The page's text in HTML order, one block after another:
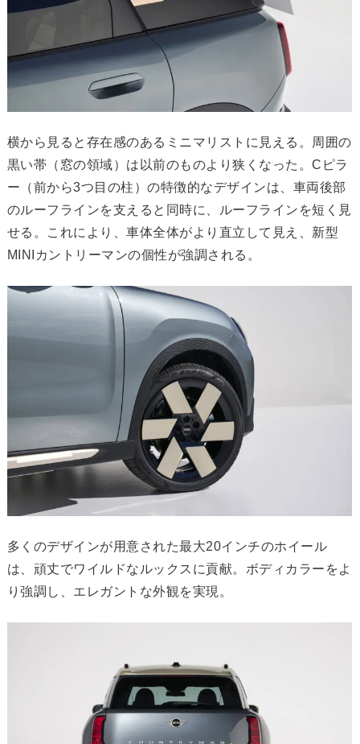
横から見ると存在感のあるミニマリストに見える。周囲の
黒い帯（窓の領域）は以前のものより狭くなった。Cピラ
ー（前から3つ目の柱）の特徴的なデザインは、車両後部
のルーフラインを支えると同時に、ルーフラインを短く見
せる。これにより、車体全体がより直立して見え、新型
MINIカントリーマンの個性が強調される。
多くのデザインが用意された最大20インチのホイール
は、頑丈でワイルドなルックスに貢献。ボディカラーをよ
り強調し、エレガントな外観を実現。